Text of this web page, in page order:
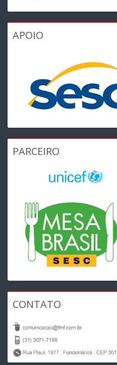
APOIO
PARCEIRO
CONTATO